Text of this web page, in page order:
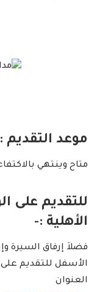
موعد التقديم
متاح وينتهي
للتقديم على
الأهلية :-
فضلاَ إرفاق السيرة
الأسفل للتقديم
العنوان